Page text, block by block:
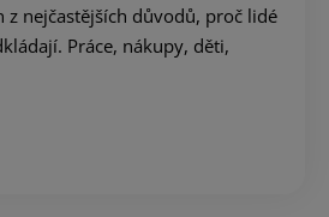
Zpět na blog